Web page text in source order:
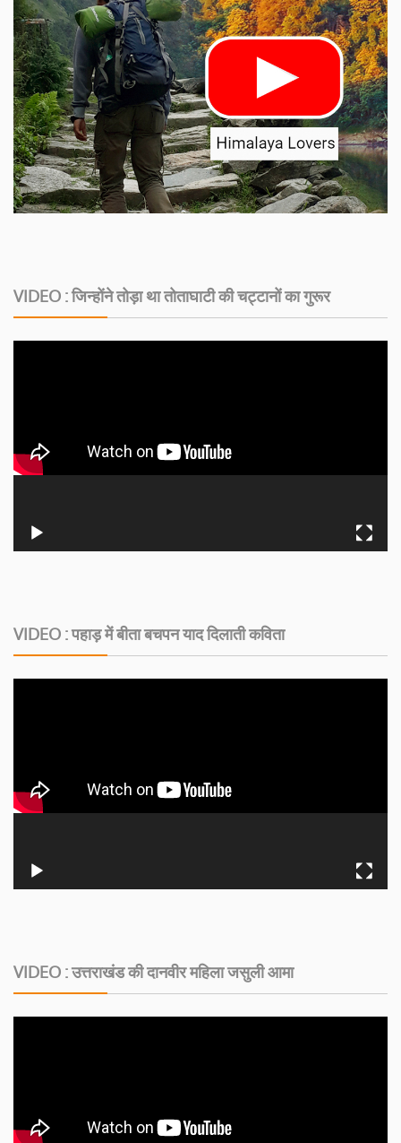
VIDEO : जिन्होंने तोड़ा था तोताघाटी की चट्टानों का गुरूर
VIDEO : पहाड़ में बीता बचपन याद दिलाती कविता
VIDEO : उत्तराखंड की दानवीर महिला जसुली आमा